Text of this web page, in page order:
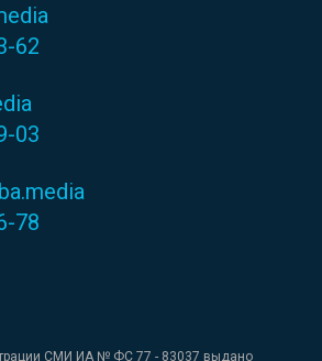
62
03
78
СМИ ИА № ФС 77 - 83037 выдано